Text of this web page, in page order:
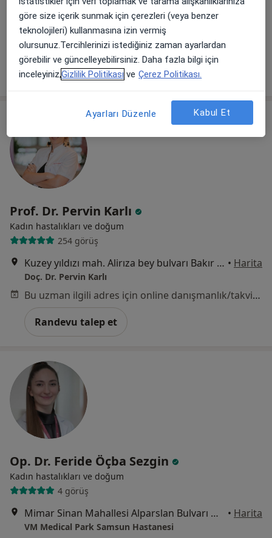
Mimar Sinan Mahallesi Alparslan Bulvarı No:17, Atakum, Samsun
VM Medical Park Samsun Hastanesi
Randevu talep et
Prof. Dr. Pervin Karlı
Kadın hastalıkları ve doğum
254 görüş
Kuzey yıldızı mah. Alirıza bey bulvarı Bakır sok. Kamer Life İş Merkezi No\2 D\15, Samsun • Harita
Doç. Dr. Pervin Karlı
Bu uzman ilgili adres için online danışmanlık/takvim sunmuyor.
Randevu talep et
Op. Dr. Feride Öçba Sezgin
Kadın hastalıkları ve doğum
4 görüş
Mimar Sinan Mahallesi Alparslan Bulvarı No:17, Atakum • Harita
VM Medical Park Samsun Hastanesi
göre size içerik sunmak için çerezleri (veya benzer
teknolojileri) kullanmasına izin vermiş
olursunuz.Tercihlerinizi istediğiniz zaman ayarlardan
görebilir ve güncelleyebilirsiniz. Daha fazla bilgi için
inceleyiniz,Gizlilik Politikası ve Çerez Politikası.
Ayarları Düzenle Kabul Et